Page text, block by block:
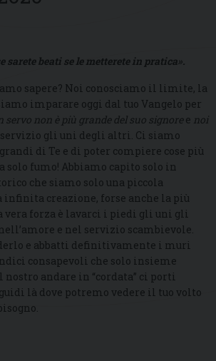
sarete beati se le metterete in pratica».
sapere? Noi conosciamo il limite, la
imparare oggi dal tuo Vangelo per
servo non è più grande del suo signoree noi
servizio gli uni degli altri. Ci siamo
di Te e di poter compiere cose più
solo fumo! Abbiamo capito solo in
che siamo solo una piccola
creazione, forse anche la più
vera forza è lavarci i piedi gli uni gli
e nel servizio scambievole.
e abbatti definitivamente i muri
consapevoli che solo insieme
nostro andare in “cordata” ci porti
là dove potremo vedere il tuo volto